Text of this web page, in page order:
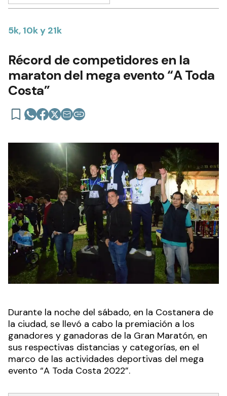
5k, 10k y 21k
Récord de competidores en la
maraton del mega evento “A Toda
Costa”
Durante la noche del sábado, en la Costanera de
la ciudad, se llevó a cabo la premiación a los
ganadores y ganadoras de la Gran Maratón, en
sus respectivas distancias y categorías, en el
marco de las actividades deportivas del mega
evento “A Toda Costa 2022”.